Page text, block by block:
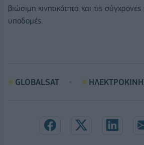
βιώσιμη κινητικότητα και τις σύγχρονες
υποδομές.
GLOBALSAT